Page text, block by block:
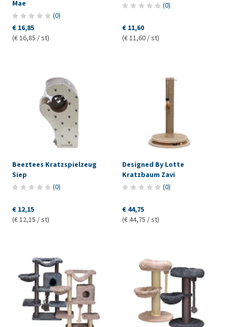
Mae
(0)
€ 16,85
(€ 16,85 / st)
(0)
€ 11,60
(€ 11,60 / st)
Beeztees Kratzspielzeug
Siep
(0)
€ 12,15
(€ 12,15 / st)
Designed By Lotte
Kratzbaum Zavi
(0)
€ 44,75
(€ 44,75 / st)